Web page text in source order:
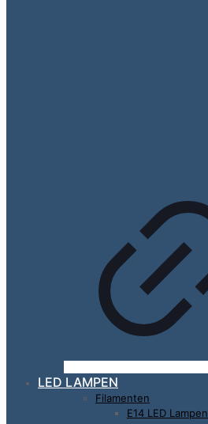
LED LAMPEN
Filamenten
E14 LED Lampen